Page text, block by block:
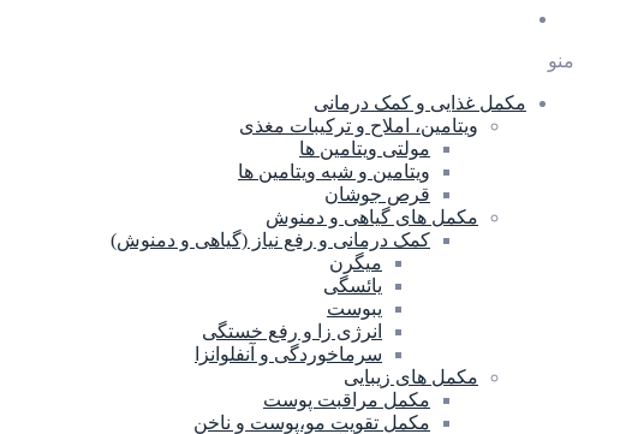
منو
مکمل غذایی و کمک درمانی
ویتامین، املاح و ترکیبات مغذی
مولتی ویتامین ها
ویتامین و شبه ویتامین ها
قرص جوشان
مکمل های گیاهی و دمنوش
کمک درمانی و رفع نیاز (گیاهی و دمنوش)
میگرن
یائسگی
یبوست
انرژی زا و رفع خستگی
سرماخوردگی و آنفلوانزا
مکمل های زیبایی
مکمل مراقبت پوست
مکمل تقویت مو،پوست و ناخن